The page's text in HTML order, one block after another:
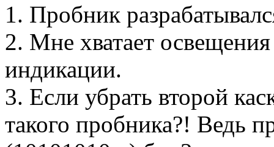
1. Пробник
2. Мне хватает
индикации.
3. Если убрать второй
такого пробника?!